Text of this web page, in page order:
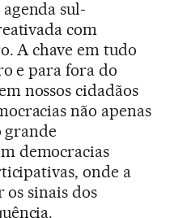
sul-
com
A chave em tudo
e para fora do
nossos cidadãos
não apenas
grande
democracias
onde a
sinais dos